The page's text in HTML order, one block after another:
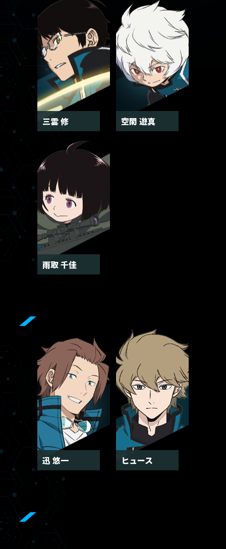
三雲 修 空閑 遊真
雨取 千佳
迅 悠一 ヒュース